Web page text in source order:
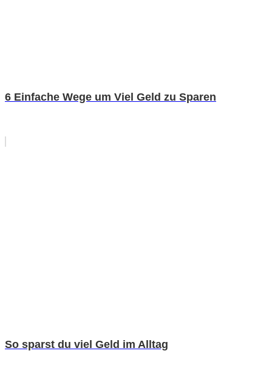
6 Einfache Wege um Viel Geld zu Sparen
So sparst du viel Geld im Alltag